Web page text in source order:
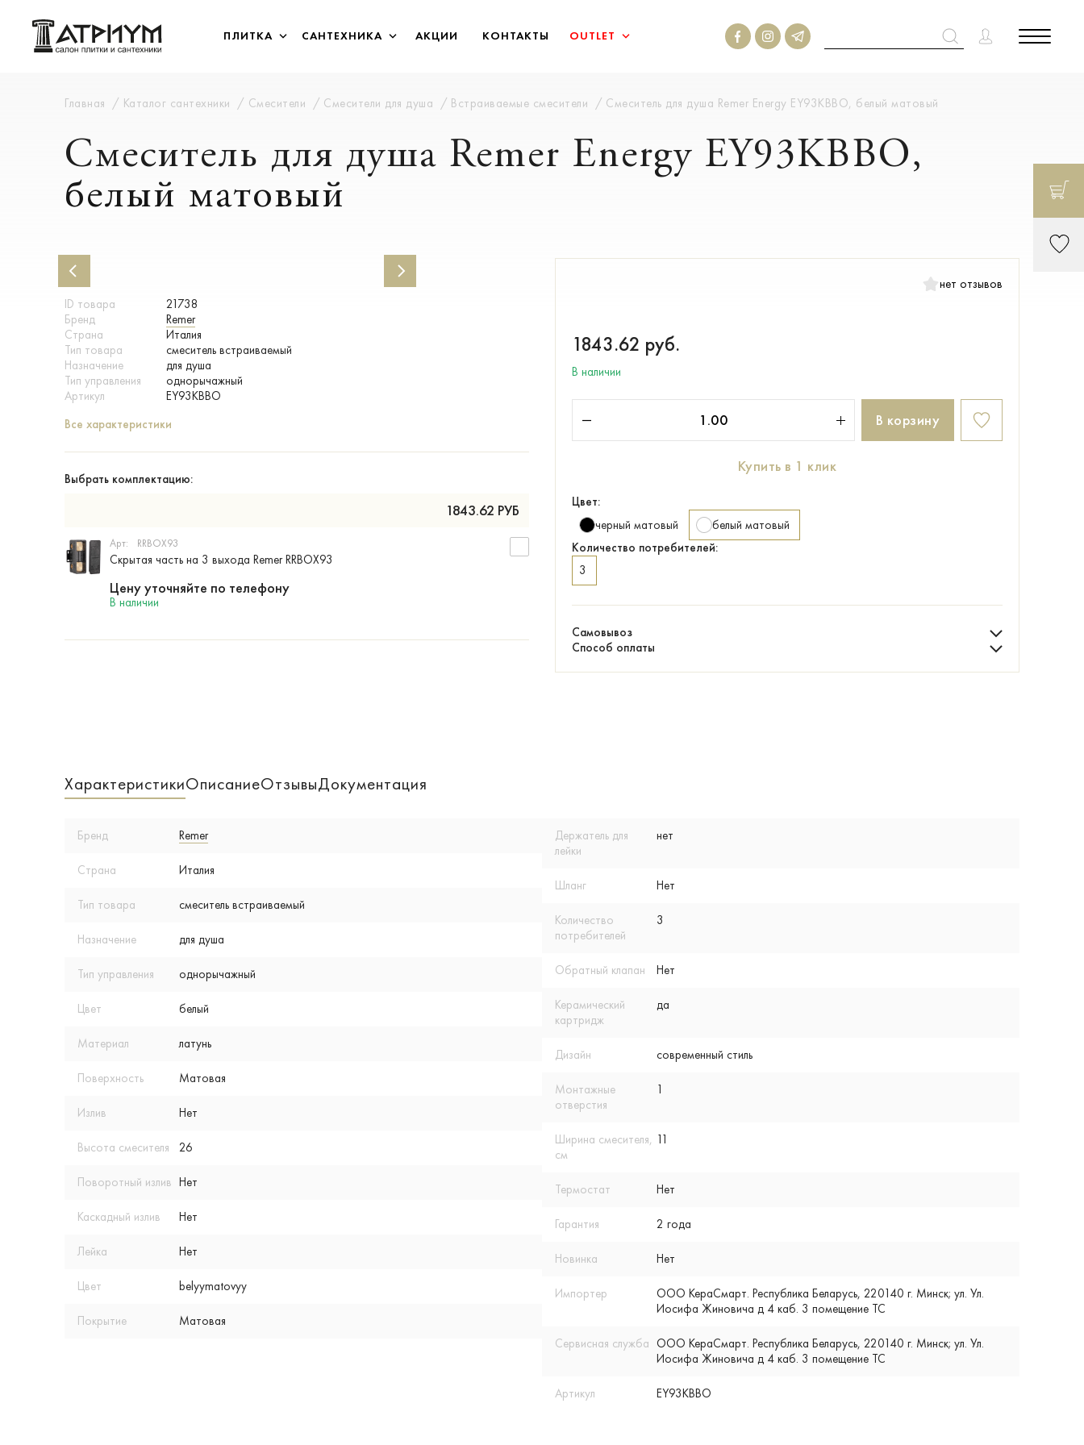
ПЛИТКА САНТЕХНИКА АКЦИИ КОНТАКТЫ OUTLET
Главная Каталог сантехники Смесители Смесители для душа Встраиваемые смесители Смеситель для душа Remer Energy EY93KBBO, белый матовый
Смеситель для душа Remer Energy EY93KBBO,
белый матовый
ID товара
21738
Бренд
Remer
Страна
Италия
Тип товара
смеситель встраиваемый
Назначение
для душа
Тип управления
однорычажный
Артикул
EY93KBBO
Все характеристики
Выбрать комплектацию:
1843.62 РУБ
Скрытая часть на 3 выхода Remer RRBOX93
Арт: RRBOX93
В наличии
Цену уточняйте по телефону
нет отзывов
1843.62 руб.
В наличии
В корзину
Купить в 1 клик
Цвет:
черный матовый
белый матовый
Количество потребителей:
3
Самовывоз
Способ оплаты
ХарактеристикиОписаниеОтзывыДокументация
Бренд Remer
Страна Италия
Тип товара смеситель встраиваемый
Назначение для душа
Тип управления однорычажный
Цвет белый
Материал латунь
Поверхность Матовая
Излив Нет
Высота смесителя 26
Поворотный излив Нет
Каскадный излив Нет
Лейка Нет
Цвет belyymatovyy
Покрытие Матовая
Держатель для
лейки
нет
Шланг Нет
Количество
потребителей
3
Обратный клапан Нет
Керамический
картридж
да
Дизайн современный стиль
Монтажные
отверстия
1
Ширина смесителя,
см
11
Термостат Нет
Гарантия 2 года
Новинка Нет
Импортер
ООО КераСмарт. Республика Беларусь, 220140 г. Минск; ул. Ул.
Иосифа Жиновича д 4 каб. 3 помещение ТС
Сервисная служба ООО КераСмарт. Республика Беларусь, 220140 г. Минск; ул. Ул.
Иосифа Жиновича д 4 каб. 3 помещение ТС
Артикул EY93KBBO